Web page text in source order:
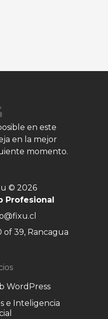
en este
en la mejor
momento.
© 2026
Profesional
39, Rancagua
WordPress
e Inteligencia